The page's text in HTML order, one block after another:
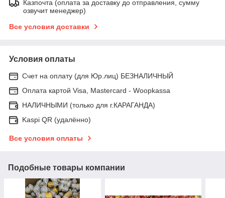
Казпочта (оплата за доставку до отправления, сумму
озвучит менеджер)
Все условия доставки
Условия оплаты
Счет на оплату (для Юр.лиц) БЕЗНАЛИЧНЫЙ
Оплата картой Visa, Mastercard - Woopkassa
НАЛИЧНЫМИ (только для г.КАРАГАНДА)
Kaspi QR (удалённо)
Все условия оплаты
Подобные товары компании